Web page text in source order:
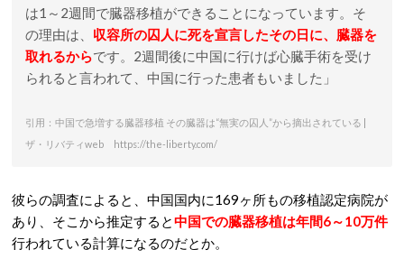
は1～2週間で臓器移植ができることになっています。そ
の理由は、 収容所の囚人に死を宣言したその日に、臓器を
取れるからです。2週間後に中国に行けば心臓手術を受け
られると言われて、中国に行った患者もいました」
引用：中国で急増する臓器移植 その臓器は“無実の囚人”から摘出されている |
ザ・リバティweb https://the-liberty.com/
彼らの調査によると、中国国内に169ヶ所もの移植認定病院が
あり、そこから推定すると中国での臓器移植は年間6～10万件
行われている計算になるのだとか。